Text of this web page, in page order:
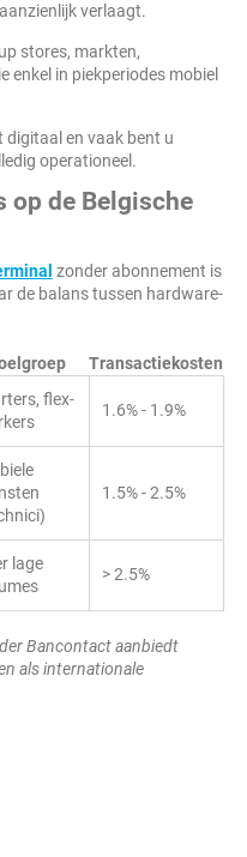
verlaagt.
stores, markten,
in piekperiodes mobiel
digitaal en vaak bent u
operationeel.
op de Belgische
zonder abonnement is
de balans tussen hardware-
Transactiekosten
flex-
1.6% - 1.9%
1.5% - 2.5%
lage
> 2.5%
Bancontact aanbiedt
als internationale